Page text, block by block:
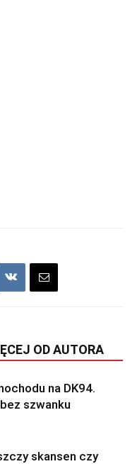
OD AUTORA
na DK94.
szwanku
skansen czy